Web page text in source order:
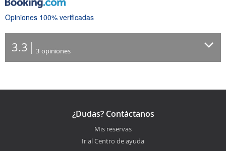
Opiniones 100% verificadas
3.3 3 opiniones
¿Dudas? Contáctanos
Mis reservas
Ir al Centro de ayuda